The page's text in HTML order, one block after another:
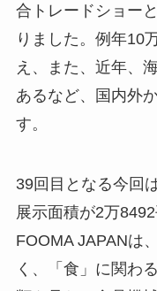
合トレードショー
りました。例年10
え、また、近年、
あるなど、国内外
す。
39回目となる今回
展示面積が2万
FOOMA JAPANは
く、「食」に関わ